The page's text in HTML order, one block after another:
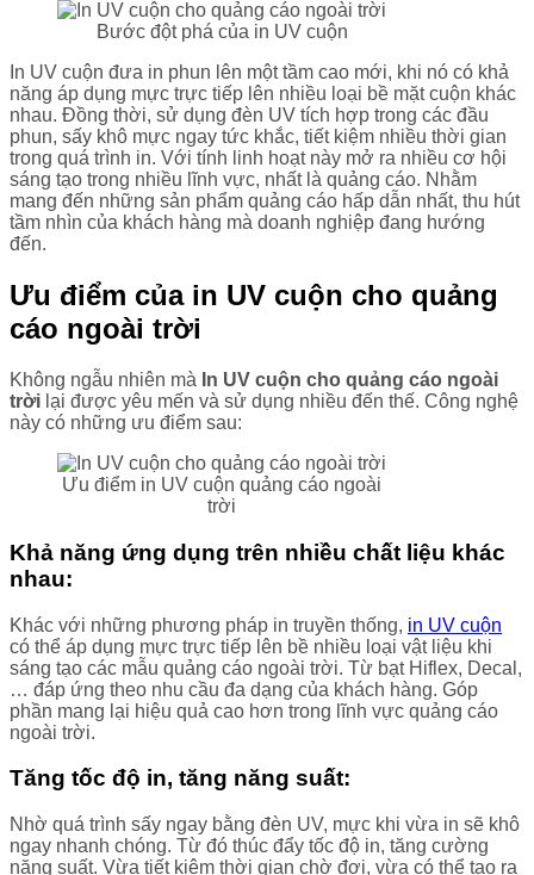
Bước đột phá của in UV cuộn
In UV cuộn đưa in phun lên một tầm cao mới, khi nó có khả
năng áp dụng mực trực tiếp lên nhiều loại bề mặt cuộn khác
nhau. Đồng thời, sử dụng đèn UV tích hợp trong các đầu
phun, sấy khô mực ngay tức khắc, tiết kiệm nhiều thời gian
trong quá trình in. Với tính linh hoạt này mở ra nhiều cơ hội
sáng tạo trong nhiều lĩnh vực, nhất là quảng cáo. Nhằm
mang đến những sản phẩm quảng cáo hấp dẫn nhất, thu hút
tầm nhìn của khách hàng mà doanh nghiệp đang hướng
đến.
Ưu điểm của in UV cuộn cho quảng
cáo ngoài trời
Không ngẫu nhiên mà In UV cuộn cho quảng cáo ngoài
trời lại được yêu mến và sử dụng nhiều đến thế. Công nghệ
này có những ưu điểm sau:
Ưu điểm in UV cuộn quảng cáo ngoài
trời
Khả năng ứng dụng trên nhiều chất liệu khác
nhau:
Khác với những phương pháp in truyền thống, in UV cuộn
có thể áp dụng mực trực tiếp lên bề nhiều loại vật liệu khi
sáng tạo các mẫu quảng cáo ngoài trời. Từ bạt Hiflex, Decal,
… đáp ứng theo nhu cầu đa dạng của khách hàng. Góp
phần mang lại hiệu quả cao hơn trong lĩnh vực quảng cáo
ngoài trời.
Tăng tốc độ in, tăng năng suất:
Nhờ quá trình sấy ngay bằng đèn UV, mực khi vừa in sẽ khô
ngay nhanh chóng. Từ đó thúc đẩy tốc độ in, tăng cường
năng suất. Vừa tiết kiệm thời gian chờ đợi, vừa có thể tạo ra